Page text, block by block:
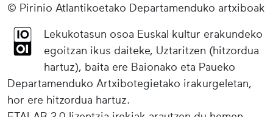
© Pirinio Atlantikoetako Departamenduko artxiboak
Lekukotasun osoa Euskal kultur erakundeko
egoitzan ikus daiteke, Uztaritzen (hitzordua
hartuz), baita ere Baionako eta Paueko
Departamenduko Artxibotegietako irakurgeletan,
hor ere hitzordua hartuz.